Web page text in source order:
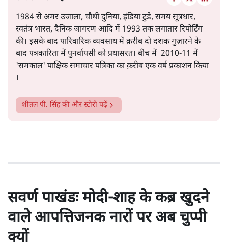
1984 से अमर उजाला, चौथी दुनिया, इंडिया टुडे, समय सूत्रधार,
स्वतंत्र भारत, दैनिक जागरण आदि में 1993 तक लगातार रिपोर्टिंग
की। इसके बाद पारिवारिक व्यवसाय में क़रीब दो दशक गुज़ारने के
बाद पत्रकारिता में पुनर्वापसी को प्रयासरत। बीच में 2010-11 में
'समकाल' पाक्षिक समाचार पत्रिका का क़रीब एक वर्ष प्रकाशन किया
।
शीतल पी. सिंहकी और स्टोरी पढ़ें
सवर्ण पाखंडः मोदी-शाह के कब्र खुदने
वाले आपत्तिजनक नारों पर अब चुप्पी
क्यों